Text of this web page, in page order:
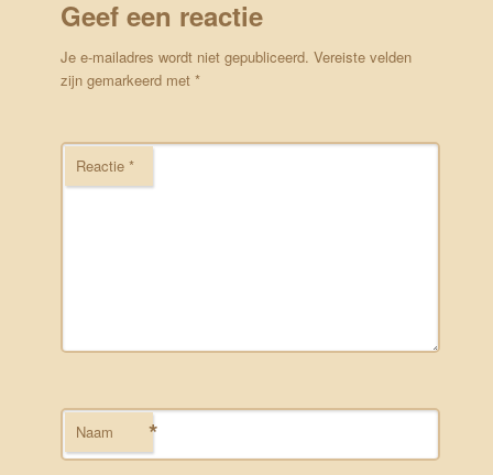
Geef een reactie
Je e-mailadres wordt niet gepubliceerd. Vereiste velden
zijn gemarkeerd met*
Reactie*
Naam *